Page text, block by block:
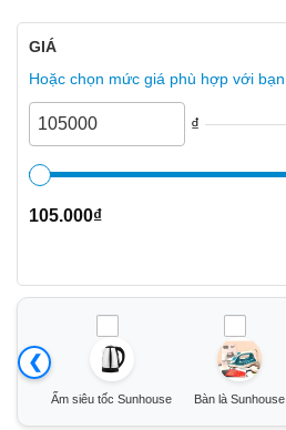
GIÁ
Hoặc chọn mức giá phù hợp với bạn
₫
105.000₫
Ấm siêu tốc Sunhouse Bàn là Sunhouse
❮